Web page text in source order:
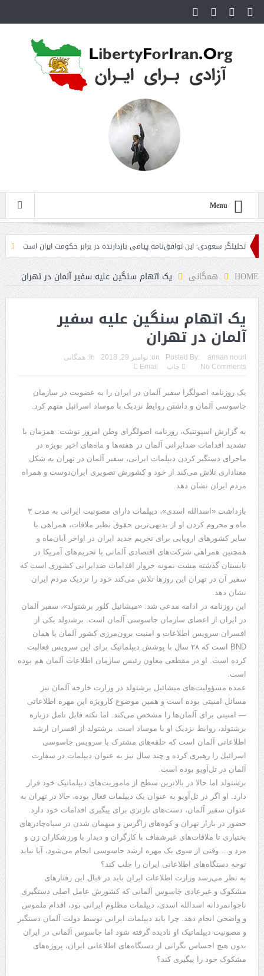
Menu
سعودی: این توافق‌نامه پیامی بازدارنده در برابر حکومت ایران است مقام
HOME همگانی یک اتهام سنگین علیه سفیر آلمان در تهران
یک اتهام سنگین علیه سفیر
آلمان در تهران
Posted By: arman nouri
on: نوامبر 29, 2018 In: همگانی
No Comments
چاپ Email
یک روزنامه اصولگرا سفیر آلمان در ایران را به عضویت در سازمان
جاسوسی آلمان و داشتن روابط نزدیک با موساد اسرائیل متهم کرد.
به گزارش اسپوتنیک، روزنامه اصولگرای وطن امروز نوشت: همزمان با
تشدید اقدامات ضدایرانی آلمان در هفته‌ها و ماه‌‌های اخیر بویژه در
ماجرای دستگیر کردن دیپلمات ایرانی، سفیر آلمان در تهران به شکل
معناداری تلاش می‌کند از خود و کشورش تصویری ایران‌دوست و همراه
مردم ایران نشان دهد.
بازداشت «اسدالله اسدی»، دیپلمات دارای مصونیت ایرانی به مدت ۳
ماه و محروم کردن او از بدیهی‌‌‌‌‌ترین حقوق نظیر ملاقات، همراهی با
سایر کشورهای اروپایی برای تحریم جدید ایران در اواخر آبان‌ماه و
همچنین همراهی شرکت‌‌های اقتصادی آلمانی با تحریم‌‌های آمریکا در
تابستان گذشته مشت نمونه خروار اقدامات ضدایرانی کشوری است که
سفیر آن در تهران این روزها تلاش می‌کند خود را نزدیک مردم ایران
نشان دهد.
این روزنامه در ادامه مدعی شد: «میشائیل کلور برشتولد»، سفیر آلمان
در ایران از اعضای سازمان جاسوسی آلمان است. برشتولد یکی از
افسران سرویس اطلاعات و امنیت برون‌مرزی کشور آلمان یا همان
BND است که ۲۸ سال با پوشش دیپلماتیک برای این سرویس فعالیت
کرده است. او در مقطعی معاون رئیس سازمان اطلاعات آلمان هم بوده
است.
عمده مسؤولیت‌های میشائیل برشتولد در وزارت خارجه آلمان نیز
مسائل امنیتی بوده است و همین موضوع کارویژه این مهره اطلاعاتی
— امنیتی برای آلمان‌ها را مشخص می‌کند. اما نکته قابل تامل درباره
برشتولد، روابط نزدیک او با موساد است. برشتولد از افسران ارشد
اطلاعاتی آلمان است که حلقه‌های مشترک با سرویس جاسوسی
اسرائیل را رهبری کرده و چند سال نیز به عنوان دیپلمات در سفارت
آلمان در تل‌آویو بوده است.
برشتولد اما حالا در بالاترین سطح از ماموریت‌های دیپلماتیک خود قرار
دارد. او اگر در تل‌آویو به عنوان یک دیپلمات فعال بوده، حالا در تهران به
عنوان سفیر آلمان، دست‌های بازتری برای پیگیری اقدامات خود دارد.
حضور در بازار تهران و کوه‌های زاگرس و میهمان شدن در سیاه‌چادرهای
بختیاری تا ملاقات‌های غیرشفاف با کارگران و دیدار با ورزشکاران زن و
مرد و… وقتی از سوی یک مهره ارشد جاسوسی انجام می‌شود، آیا نباید
توجه دستگاه‌های اطلاعاتی ایران را جلب کند؟
به نظر می‌رسد وزارت اطلاعات ایران باید در قبال این رفتارهای
مشکوک و غیرعادی جاسوس آلمانی که کشورش عامل اصلی دستگیری
ناجوانمردانه اسدالله اسدی، دیپلمات مظلوم ایرانی بود، اقدام ملموس
و واضحی انجام دهد. چرا باید دیپلمات ایرانی توسط دولت آلمان دستگیر
و مصونیت دیپلماتیک او نادیده گرفته شود اما جاسوس آلمانی در ایران
بدون هیچ احساس نگرانی از دستگاه‌های اطلاعاتی ایران، پروژه‌های
مشکوک خود را پیگیری کند؟